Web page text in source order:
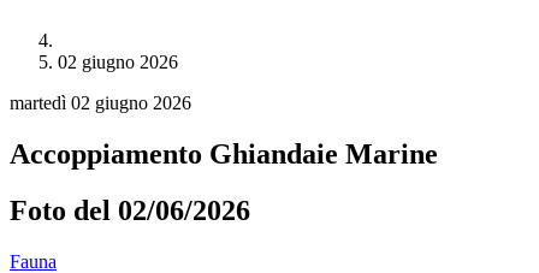
02 giugno 2026
martedì 02 giugno 2026
Accoppiamento Ghiandaie Marine
Foto del 02/06/2026
Fauna